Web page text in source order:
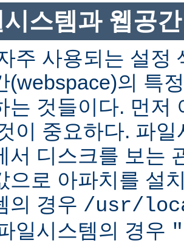
스템과 웹공간
주 사용되는 설정
(webspace)의 특
는 것들이다. 먼저
이 중요하다. 파
서 디스크를 보는
으로 아파치를 설
의 경우 /usr/
일시스템의 경우